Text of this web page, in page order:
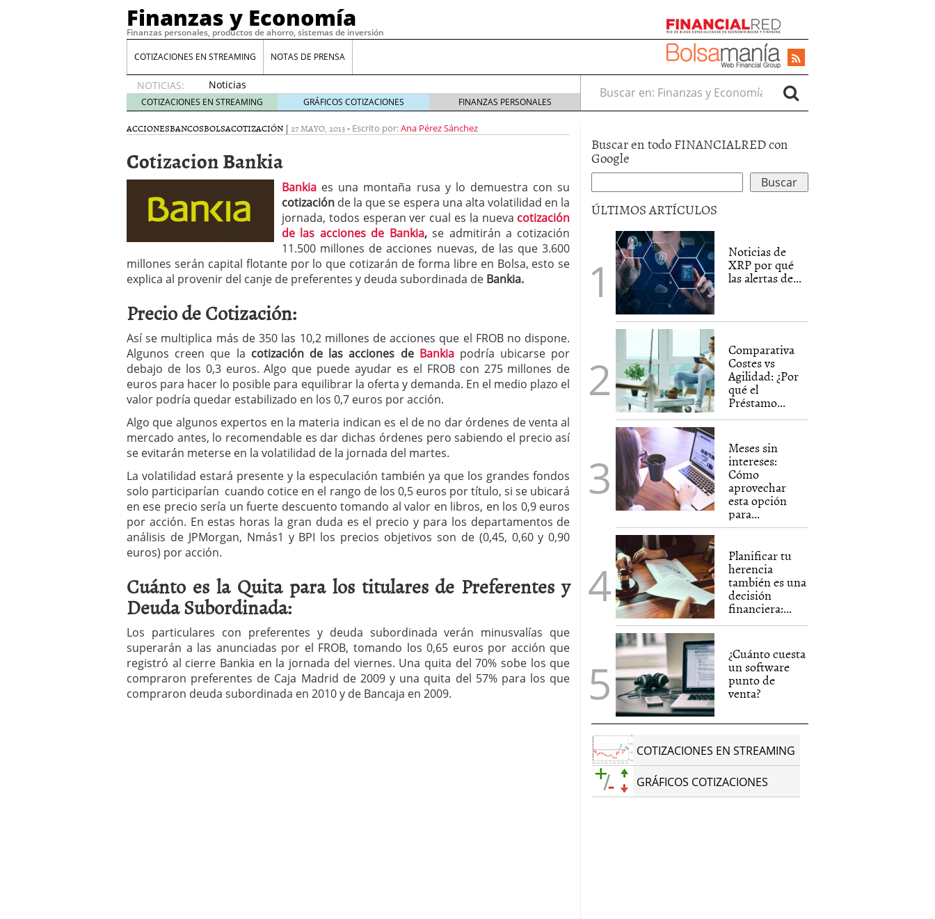
Finanzas y Economía
Finanzas personales, productos de ahorro, sistemas de inversión
COTIZACIONES EN STREAMING NOTAS DE PRENSA
NOTICIAS:
Noticias
de XRP
por qué
las
whales
suelen
tarde 16
de abril
Comparativa Costes vs Agilidad: ¿Por qué el Préstamo Promotor privado
acelera la rentabilidad? 12 de diciembre de 2025
Meses sin intereses: Cómo aprovechar esta opción para gestionar tus
Planificar tu herencia también es una decisión financiera: cómo anticiparte
a los costes 21 de noviembre de 2025
¿Cuánto cuesta un software punto de venta? 3 de octubre de 2025
COTIZACIONES EN STREAMING GRÁFICOS COTIZACIONES FINANZAS PERSONALES
Buscar en:
ACCIONESBANCOSBOLSACOTIZACIÓN | 27 MAYO, 2013- Escrito por:Ana Pérez Sánchez
Cotizacion Bankia
Bankia es una montaña rusa y lo demuestra con su
cotización de la que se espera una alta volatilidad en la
jornada, todos esperan ver cual es la nueva cotización
de las acciones de Bankia,se admitirán a cotización
11.500 millones de acciones nuevas, de las que 3.600
millones serán capital flotante por lo que cotizarán de forma libre en Bolsa, esto se
explica al provenir del canje de preferentes y deuda subordinada de Bankia.
Precio de Cotización:
Así se multiplica más de 350 las 10,2 millones de acciones que el FROB no dispone.
Algunos creen que la cotización de las acciones de Bankiapodría ubicarse por
debajo de los 0,3 euros. Algo que puede ayudar es el FROB con 275 millones de
euros para hacer lo posible para equilibrar la oferta y demanda. En el medio plazo el
valor podría quedar estabilizado en los 0,7 euros por acción.
Algo que algunos expertos en la materia indican es el de no dar órdenes de venta al
mercado antes, lo recomendable es dar dichas órdenes pero sabiendo el precio así
se evitarán meterse en la volatilidad de la jornada del martes.
La volatilidad estará presente y la especulación también ya que los grandes fondos
solo participarían cuando cotice en el rango de los 0,5 euros por título, si se ubicará
en ese precio sería un fuerte descuento tomando al valor en libros, en los 0,9 euros
por acción. En estas horas la gran duda es el precio y para los departamentos de
análisis de JPMorgan, Nmás1 y BPI los precios objetivos son de (0,45, 0,60 y 0,90
euros) por acción.
Cuánto es la Quita para los titulares de Preferentes y
Deuda Subordinada:
Los particulares con preferentes y deuda subordinada verán minusvalías que
superarán a las anunciadas por el FROB, tomando los 0,65 euros por acción que
registró al cierre Bankia en la jornada del viernes. Una quita del 70% sobe los que
compraron preferentes de Caja Madrid de 2009 y una quita del 57% para los que
compraron deuda subordinada en 2010 y de Bancaja en 2009.
Buscar en todo FINANCIALRED con
Google
ÚLTIMOS ARTÍCULOS
Noticias de
XRP por qué
las alertas de...
Comparativa
Costes vs
Agilidad: ¿Por
qué el
Préstamo...
Meses sin
intereses:
Cómo
aprovechar
esta opción
para...
Planificar tu
herencia
también es una
decisión
financiera:...
¿Cuánto cuesta
un software
punto de
venta?
COTIZACIONES EN STREAMING
GRÁFICOS COTIZACIONES